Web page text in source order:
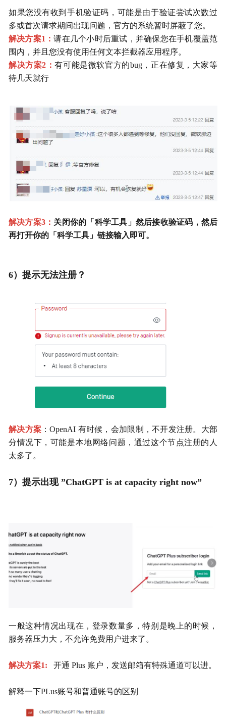
如果您没有收到手机验证码，可能是由于验证尝试次数过
多或首次请求期间出现问题，官方的系统暂时屏蔽了您。
解决方案1：请在几个小时后重试，并确保您在手机覆盖范
围内，并且您没有使用任何文本拦截器应用程序。
解决方案2：有可能是微软官方的bug，正在修复，大家等
待几天就行
解决方案3： 关闭你的「科学工具」然后接收验证码，然后
再打开你的「科学工具」链接输入即可。
6）提示无法注册？
解决方案 ：OpenAI 有时候，会加限制，不开发注册。大部
分情况下，可能是本地网络问题，通过这个节点注册的人
太多了。
7）提示出现 ”ChatGPT is at capacity right now”
一般这种情况出现在，登录数量多，特别是晚上的时候，
服务器压力大，不允许免费用户进来了。
解决方案1: 开通 Plus 账户，发送邮箱有特殊通道可以进。
解释一下PLus账号和普通账号的区别